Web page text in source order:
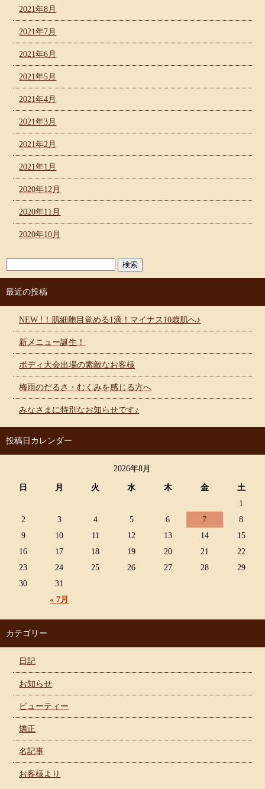
2021年8月
2021年7月
2021年6月
2021年5月
2021年4月
2021年3月
2021年2月
2021年1月
2020年12月
2020年11月
2020年10月
最近の投稿
NEW !！肌細胞目覚める1滴！マイナス10歳肌へ♪
新メニュー誕生！
ボディ大会出場の素敵なお客様
梅雨のだるさ・むくみを感じる方へ
みなさまに特別なお知らせです♪
投稿日カレンダー
2026年8月
日 月 火 水 木 金 土
« 7月
1
2
3 4 5 6 7
8
9
10 11 12 13 14
15
16
17 18 19 20 21
22
23
24 25 26 27 28
29
30
31
カテゴリー
日記
お知らせ
ビューティー
矯正
名記事
お客様より